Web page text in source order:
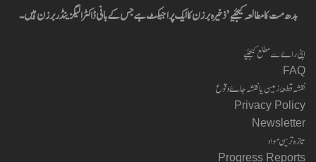
بدھ مت کا مطالعہ کیجئیے’ ذخیرہ برزن کا ایک پراجیکٹ ہے جس کے بانی ڈاکٹر الیگزینڈر برزن ہیں۔
اپنی راۓ سے مطلع کیجئیے
FAQ
نقشہ قطعۂ زمین یا نقشہ جاۓ وقوع
Privacy Policy
Newsletter
تازہ ترین مواد
Progress Reports